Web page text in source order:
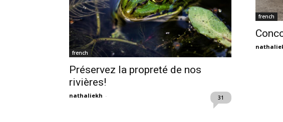
french
Préservez la propreté de nos
rivières!
nathaliekh - 31
french